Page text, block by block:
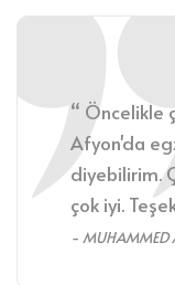
“ Öncelikle
Afyon'da
diyebilirim.
çok iyi.
- MUHAMMED